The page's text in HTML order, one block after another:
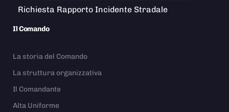
Richiesta Rapporto Incidente Stradale
Il Comando
La storia del Comando
La struttura organizzativa
Il Comandante
Alta Uniforme